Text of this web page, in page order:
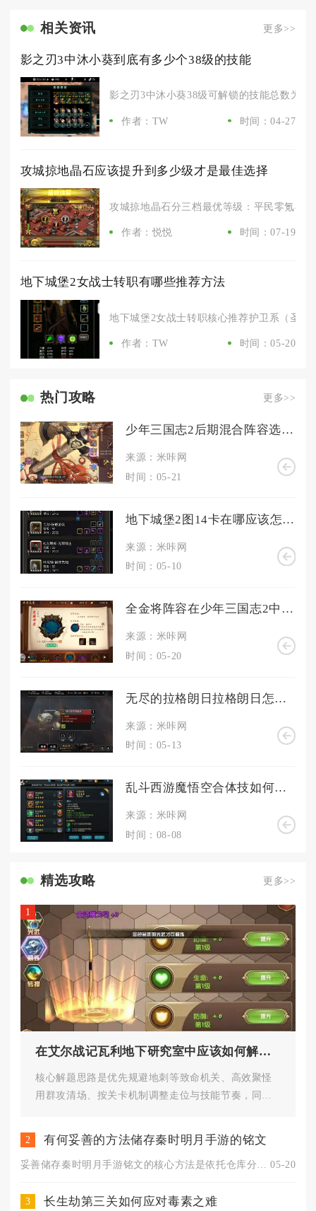
相关资讯 更多>>
影之刃3中沐小葵到底有多少个38级的技能
影之刃3中沐小葵38级可解锁的技能总数为
作者：TW 时间：04-27
攻城掠地晶石应该提升到多少级才是最佳选择
攻城掠地晶石分三档最优等级：平民零氪与
作者：悦悦 时间：07-19
地下城堡2女战士转职有哪些推荐方法
地下城堡2女战士转职核心推荐护卫系（圣龙
作者：TW 时间：05-20
热门攻略 更多>>
少年三国志2后期混合阵容选择有哪些技巧
来源：米咔网
时间：05-21
地下城堡2图14卡在哪应该怎么处理
来源：米咔网
时间：05-10
全金将阵容在少年三国志2中应该如何调整和搭配
来源：米咔网
时间：05-20
无尽的拉格朗日拉格朗日怎样才能提升其活跃度
来源：米咔网
时间：05-13
乱斗西游魔悟空合体技如何发动
来源：米咔网
时间：08-08
精选攻略 更多>>
1
在艾尔战记瓦利地下研究室中应该如何解决难题
核心解题思路是优先规避地刺等致命机关、高效聚怪
用群攻清场、按关卡机制调整走位与技能节奏，同时
2 有何妥善的方法储存秦时明月手游的铭文
05-20
3 长生劫第三关如何应对毒素之难